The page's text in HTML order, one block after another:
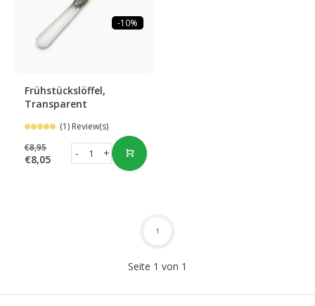
-10%
Frühstückslöffel,
Transparent
(1) Review(s)
€8,95
€8,05 +
-
Seite 1 von 1
1